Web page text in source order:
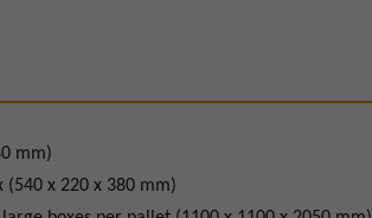
mm)
(540 x 220 x 380 mm)